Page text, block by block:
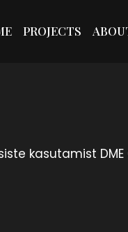
PROJECTS
kasutamist DME